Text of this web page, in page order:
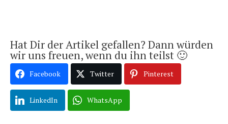
Hat Dir der Artikel gefallen? Dann würden
wir uns freuen, wenn du ihn teilst 🙂
Facebook Twitter Pinterest
LinkedIn WhatsApp